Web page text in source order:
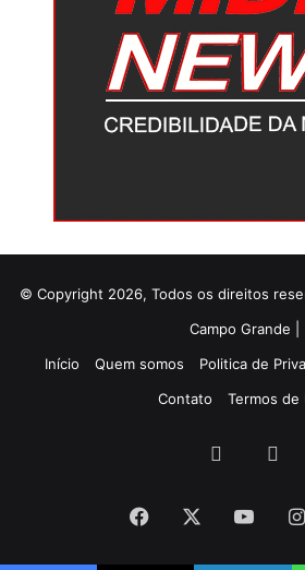
© Copyright 2026, Todos os direitos
Campo Grande |
Início
Quem somos Politica de
Contato
Termos de
Facebook
Facebook